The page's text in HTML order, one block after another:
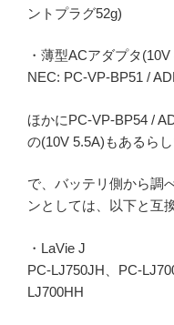
ントプラグ52g)
・薄型ACアダプタ(10V
NEC: PC-VP-BP51 /
ほかにPC-VP-BP54 /
の(10V 5.5A)もあるらし
で、バッテリ側から調
ンとしては、以下と互
・LaVie J
PC-LJ750JH、PC-
LJ700HH